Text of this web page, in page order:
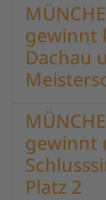
gewinnt
Dachau
gewinnt
Platz 2